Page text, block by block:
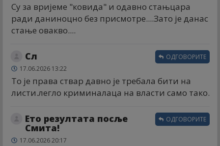
Су за вријеме "ковида" и одавно стањцара
ради даниноцно без присмотре....Зато је данас
стање овакво....
Сл
17.06.2026 13:22
То је права ствар давно је требала бити на
листи.легло криминалаца на власти само тако.
ОДГОВОРИТЕ
Ето резултата посље
Смита!
17.06.2026 20:17
ОДГОВОРИТЕ